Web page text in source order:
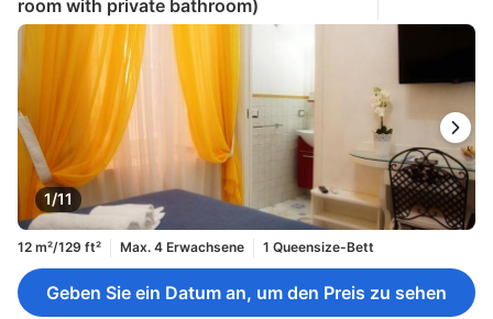
room with private bathroom)
1/11
12 m²/129 ft² Max. 4 Erwachsene 1 Queensize-Bett
Geben Sie ein Datum an, um den Preis zu sehen